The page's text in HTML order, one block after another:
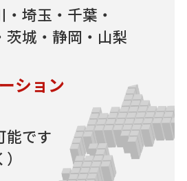
埼玉・千葉・
茨城・静岡・山梨
ション
能です